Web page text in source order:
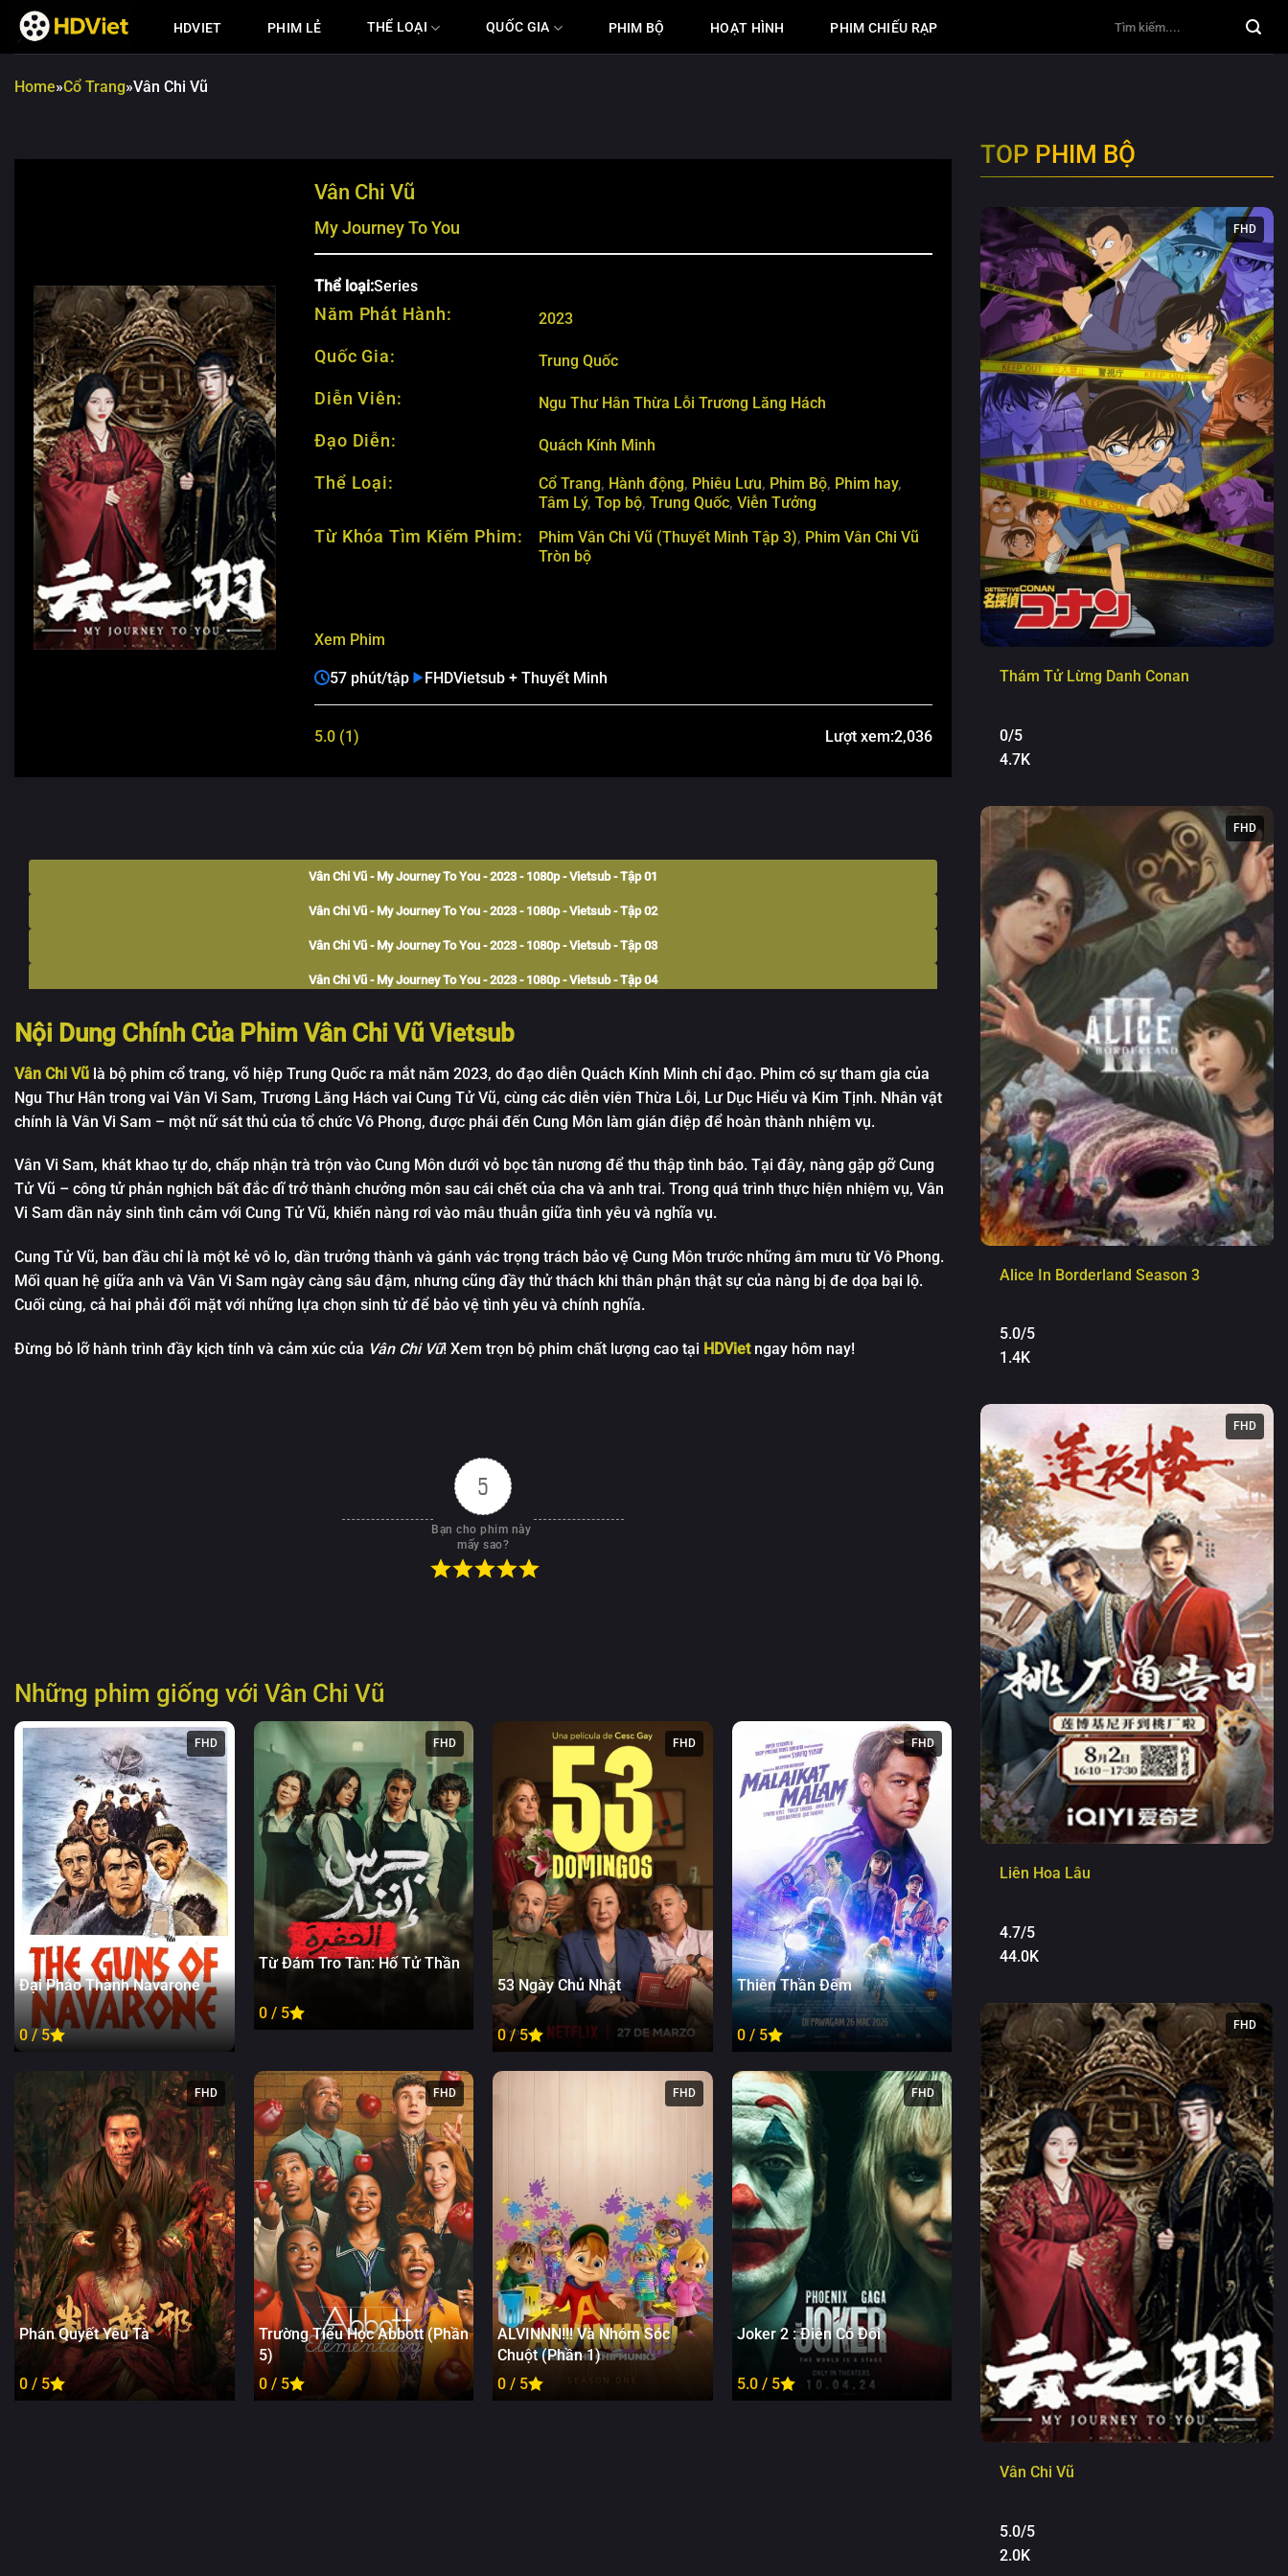
Chuyển
đến
nội
dung
HDVIET PHIM LẺ THỂ LOẠI QUỐC GIA PHIM BỘ HOẠT HÌNH PHIM CHIẾU RẠP
Home»Cổ Trang»Vân Chi Vũ
Vân Chi Vũ
My Journey To You
Thể loại:Series
Năm Phát Hành: 2023
Quốc Gia: Trung Quốc
Diễn Viên: Ngu Thư Hân Thừa Lỗi Trương Lăng Hách
Đạo Diễn: Quách Kính Minh
Thể Loại: Cổ Trang, Hành động, Phiêu Lưu, Phim Bộ, Phim hay,
Tâm Lý,Top bộ,Trung Quốc,Viễn Tưởng
Từ Khóa Tìm Kiếm Phim: Phim Vân Chi Vũ (Thuyết Minh Tập 3), Phim Vân Chi Vũ
Tròn bộ
Xem Phim
57 phút/tập FHDVietsub + Thuyết Minh
5.0 (1) Lượt xem:2,036
Vân Chi Vũ - My Journey To You - 2023 - 1080p - Vietsub - Tập 01
Vân Chi Vũ - My Journey To You - 2023 - 1080p - Vietsub - Tập 02
Vân Chi Vũ - My Journey To You - 2023 - 1080p - Vietsub - Tập 03
Vân Chi Vũ - My Journey To You - 2023 - 1080p - Vietsub - Tập 04
Vân Chi Vũ - My Journey To You - 2023 - 1080p - Vietsub - Tập 07
Vân Chi Vũ - My Journey To You - 2023 - 1080p - Vietsub - Tập 08
Vân Chi Vũ - My Journey To You - 2023 - 1080p - Vietsub - Tập 10
Vân Chi Vũ - My Journey To You - 2023 - 1080p - Vietsub - Tập 11
Vân Chi Vũ - My Journey To You - 2023 - 1080p - Vietsub - Tập 12
Vân Chi Vũ - My Journey To You - 2023 - 1080p - Vietsub - Tập 13
Vân Chi Vũ - My Journey To You - 2023 - 1080p - Vietsub - Tập 15
Vân Chi Vũ - My Journey To You - 2023 - 1080p - Vietsub - Tập 18
Vân Chi Vũ - My Journey To You - 2023 - 1080p - Vietsub - Tập 19
Vân Chi Vũ - My Journey To You - 2023 - 1080p - Vietsub - Tập 20
Vân Chi Vũ - My Journey To You - 2023 - 1080p - Vietsub - Tập 21
Nội Dung Chính Của Phim Vân Chi Vũ Vietsub
Vân Chi Vũ là bộ phim cổ trang, võ hiệp Trung Quốc ra mắt năm 2023, do đạo diễn Quách Kính Minh chỉ đạo. Phim có sự tham gia của
Ngu Thư Hân trong vai Vân Vi Sam, Trương Lăng Hách vai Cung Tử Vũ, cùng các diễn viên Thừa Lỗi, Lư Dục Hiểu và Kim Tịnh. Nhân vật
chính là Vân Vi Sam – một nữ sát thủ của tổ chức Vô Phong, được phái đến Cung Môn làm gián điệp để hoàn thành nhiệm vụ.
Vân Vi Sam, khát khao tự do, chấp nhận trà trộn vào Cung Môn dưới vỏ bọc tân nương để thu thập tình báo. Tại đây, nàng gặp gỡ Cung
Tử Vũ – công tử phản nghịch bất đắc dĩ trở thành chưởng môn sau cái chết của cha và anh trai. Trong quá trình thực hiện nhiệm vụ, Vân
Vi Sam dần nảy sinh tình cảm với Cung Tử Vũ, khiến nàng rơi vào mâu thuẫn giữa tình yêu và nghĩa vụ.
Cung Tử Vũ, ban đầu chỉ là một kẻ vô lo, dần trưởng thành và gánh vác trọng trách bảo vệ Cung Môn trước những âm mưu từ Vô Phong.
Mối quan hệ giữa anh và Vân Vi Sam ngày càng sâu đậm, nhưng cũng đầy thử thách khi thân phận thật sự của nàng bị đe dọa bại lộ.
Cuối cùng, cả hai phải đối mặt với những lựa chọn sinh tử để bảo vệ tình yêu và chính nghĩa.
Đừng bỏ lỡ hành trình đầy kịch tính và cảm xúc của Vân Chi Vũ! Xem trọn bộ phim chất lượng cao tại HDVietngay hôm nay!
5
Bạn cho phim này
mấy sao?
Những phim giống với Vân Chi Vũ
FHD
Đại Pháo Thành Navarone
0 / 5
FHD
Từ Đám Tro Tàn: Hố Tử Thần
0 / 5
FHD
53 Ngày Chủ Nhật
0 / 5
FHD
Thiên Thần Đêm
0 / 5
FHD
Phán Quyết Yêu Tà
0 / 5
FHD
Trường Tiểu Học Abbott (Phần
5)
0 / 5
FHD
ALVINNN!!! Và Nhóm Sóc
Chuột (Phần 1)
0 / 5
FHD
Joker 2 : Điên Có Đôi
5.0 / 5
TOP PHIM BỘ
FHD
Thám Tử Lừng Danh Conan
0/5
4.7K
FHD
Alice In Borderland Season 3
5.0/5
1.4K
FHD
Liên Hoa Lâu
4.7/5
44.0K
FHD
Vân Chi Vũ
5.0/5
2.0K